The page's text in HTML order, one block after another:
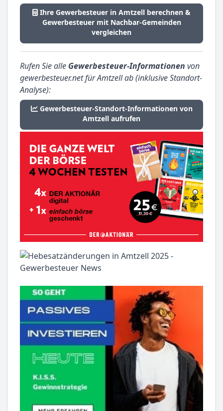
Ihre Gewerbesteuer in Amtzell berechnen &
Gewerbesteuer mit Nachbar-Gemeinden
vergleichen
Rufen Sie alle Gewerbesteuer-Informationen von
gewerbesteuer.net für Amtzell ab (inklusive Standort-
Analyse):
Gewerbesteuer-Standort-Informationen von
Amtzell aufrufen